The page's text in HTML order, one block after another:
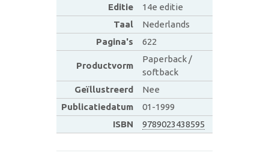
Editie
14e editie
Taal
Nederlands
Pagina's
622
Productvorm
Paperback /
softback
Geïllustreerd
Nee
Publicatiedatum
01-1999
ISBN
9789023438595